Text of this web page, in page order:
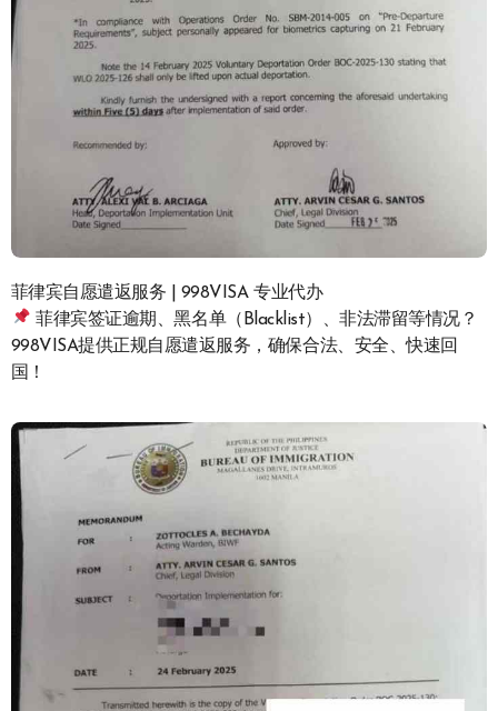
菲律宾自愿遣返服务 | 998VISA 专业代办
菲律宾签证逾期、黑名单（Blacklist）、非法滞留等情况？
998VISA提供正规自愿遣返服务，确保合法、安全、快速回
国！